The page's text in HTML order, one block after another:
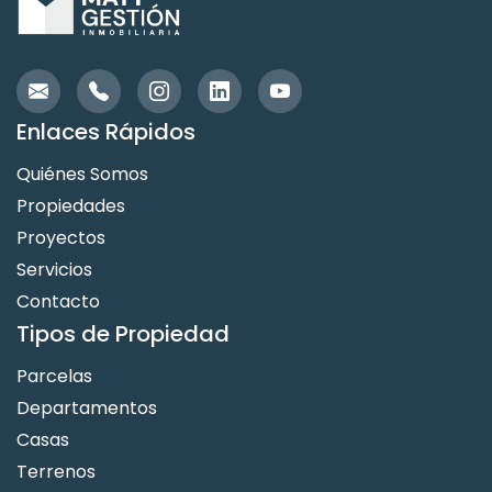
Enlaces Rápidos
Quiénes Somos
Propiedades
Proyectos
Servicios
Contacto
Tipos de Propiedad
Parcelas
Departamentos
Casas
Terrenos